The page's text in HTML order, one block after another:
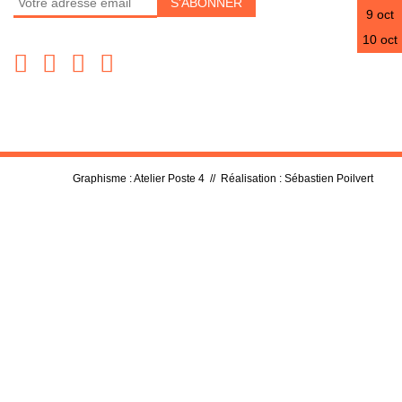
9 oct
10 oct
Graphisme :Atelier Poste 4 // Réalisation : Sébastien Poilvert